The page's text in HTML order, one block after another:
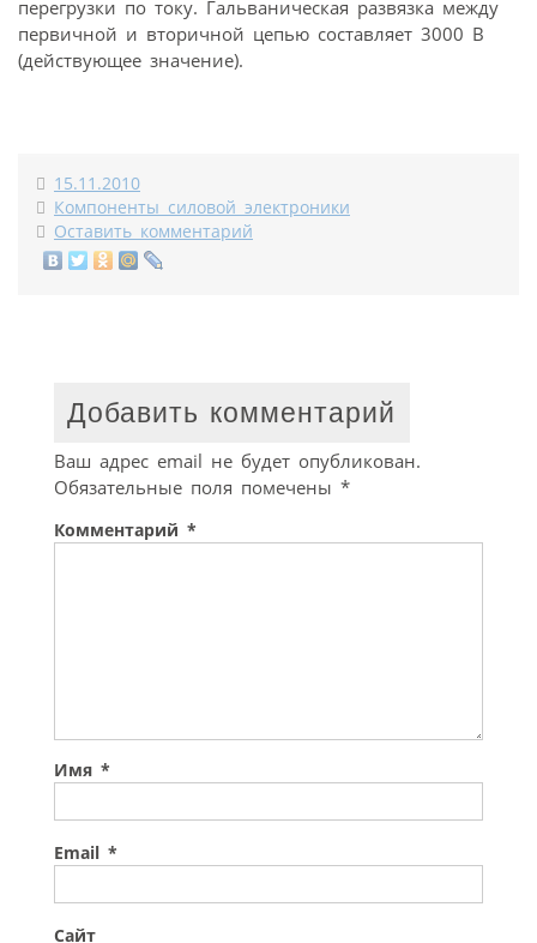
перегрузки по току. Гальваническая развязка между
первичной и вторичной цепью составляет 3000 В
(действующее значение).
15.11.2010
Компоненты силовой электроники
Оставить комментарий
Добавить комментарий
Ваш адрес email не будет опубликован.
Обязательные поля помечены *
Комментарий *
Имя *
Email *
Сайт